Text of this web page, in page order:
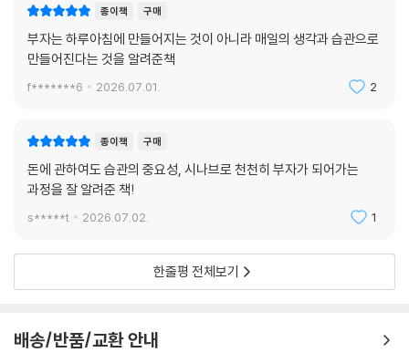
“왜 그 소비를 당신은 ‘방해 요소’라고 꼽았나요?”
방해 요소로 꼽았다는 건 그 소비가 기쁨보다 자책을 더 크게 남긴다는 뜻
입니다. 치킨을 시켜 먹으면서도, 덕질을 하면서도, 택시를 타면서도 마음
한구석이 찜찜하다면, 그건 단순한 소비가 아니라 재정 스트레스의 원인이
소’라고 부르지 않습니다. 오히려 “이건 내 삶의 작은 행복이야.”라고 말합
니다. 그런데 스스로 방해 요소라고 느꼈다면 그건 이미 경고등이 켜진 지
출입니다. 이 경우에는 ‘참는 의지’로 버티기보다 소비 방식 자체가 바뀌어
야 합니다.
언젠가 한 친구가 제게 말했습니다. 월급이 200만 원에서 300만 원으로
였습니다. 아니, 어떤 달은 오히려 줄었다고 합니다.
지출 내역을 보니 답이 보였습니다. 네일아트, 외식, 택시, 비싼 옷, 잦은 티
종이책 구매
부자는 하루아침에 만들어지는 것이 아니라 매일의 생각과 습관으로
만들어진다는 것을 알려준책
f*******6 2026.07.01. 2
종이책 구매
돈에 관하여도 습관의 중요성, 시나브로 천천히 부자가 되어가는
과정을 잘 알려준 책!
s*****t 2026.07.02. 1
한줄평 전체보기
배송/반품/교환 안내